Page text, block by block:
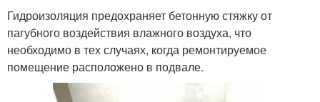
Гидроизоляция предохраняет бетонную стяжку от
пагубного воздействия влажного воздуха, что
необходимо в тех случаях, когда ремонтируемое
помещение расположено в подвале.